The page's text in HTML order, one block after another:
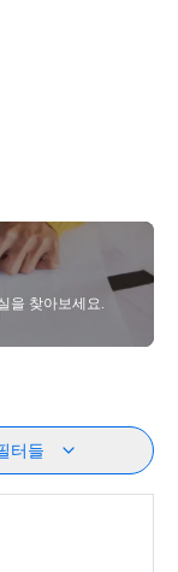
을 찾아보세요.
터들